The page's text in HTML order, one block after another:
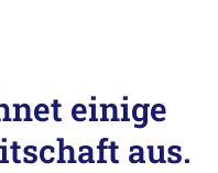
einige
aus.